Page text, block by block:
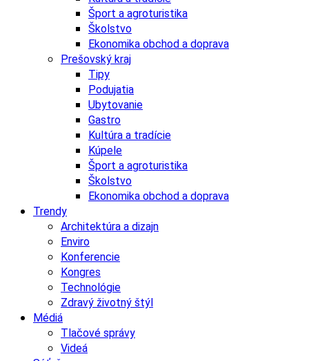
Šport a agroturistika
Školstvo
Ekonomika obchod a doprava
Prešovský kraj
Tipy
Podujatia
Ubytovanie
Gastro
Kultúra a tradície
Kúpele
Šport a agroturistika
Školstvo
Ekonomika obchod a doprava
Trendy
Architektúra a dizajn
Enviro
Konferencie
Kongres
Technológie
Zdravý životný štýl
Médiá
Tlačové správy
Videá